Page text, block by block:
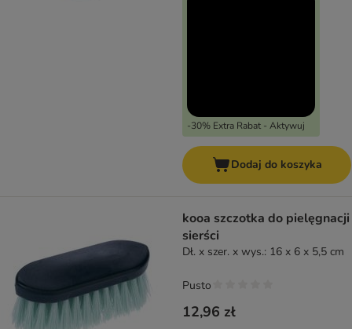
-30% Extra Rabat - Aktywuj
Dodaj do koszyka
kooa szczotka do pielęgnacji
sierści
Dł. x szer. x wys.: 16 x 6 x 5,5 cm
12,96 zł
Pusto